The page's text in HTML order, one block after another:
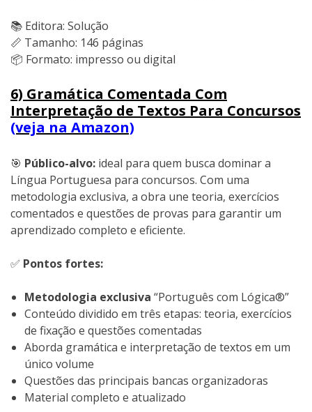
📚 Editora: Solução
📏 Tamanho: 146 páginas
📦 Formato: impresso ou digital
6) Gramática Comentada Com
Interpretação de Textos Para Concursos
(veja na Amazon)
🎯 Público-alvo: ideal para quem busca dominar a
Língua Portuguesa para concursos. Com uma
metodologia exclusiva, a obra une teoria, exercícios
comentados e questões de provas para garantir um
aprendizado completo e eficiente.
✅ Pontos fortes:
Metodologia exclusiva “Português com Lógica®”
Conteúdo dividido em três etapas: teoria, exercícios
de fixação e questões comentadas
Aborda gramática e interpretação de textos em um
único volume
Questões das principais bancas organizadoras
Material completo e atualizado